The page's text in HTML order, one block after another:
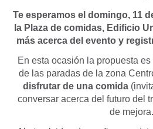
Te esperamos el domingo, 11
la Plaza de comidas, Edificio
más acerca del evento y
En esta ocasión la propuesta
de las paradas de la zona
disfrutar de una comida
conversar acerca del futuro del
de mejora.